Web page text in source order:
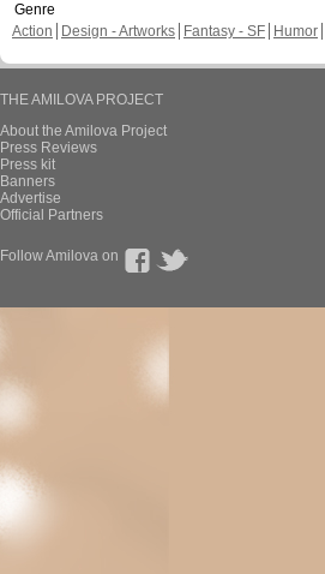
Genre
Action
Design - Artworks Fantasy - SF Humor
THE AMILOVA PROJECT
About the Amilova Project
Press Reviews
Press kit
Banners
Advertise
Official Partners
Follow Amilova on